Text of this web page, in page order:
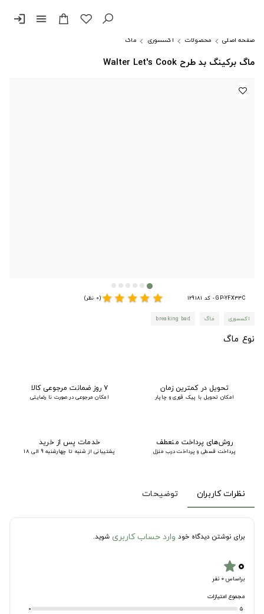
menu
login
صفحه اصلی محصولات اکسسوری ماگ
ماگ برکینگ بد طرح Walter Let's Cook
GP-YFX33C - کد 129181 star
star
star
star
star(0 نظر)
اکسسوری ماگ breaking bad
نوع ماگ
تحویل در کمترین زمان
امکان تحویل با پیک فوری و چاپار
۷ روز ضمانت مرجوعی کالا
امکان مرجوعی در صورت نا رضایتی
روش‌های پرداخت منعطف
پرداخت قسطی و پرداخت درب منزل
خدمات پس از خرید
پشتیبانی از شنبه تا چهارشنبه 9 الی 18
نظرات کاربران توضیحات
برای نوشتن دیدگاه خود وارد حساب کاربری شوید.
۰star
براساس 0 نفر
مجموع امتیازات
5
0